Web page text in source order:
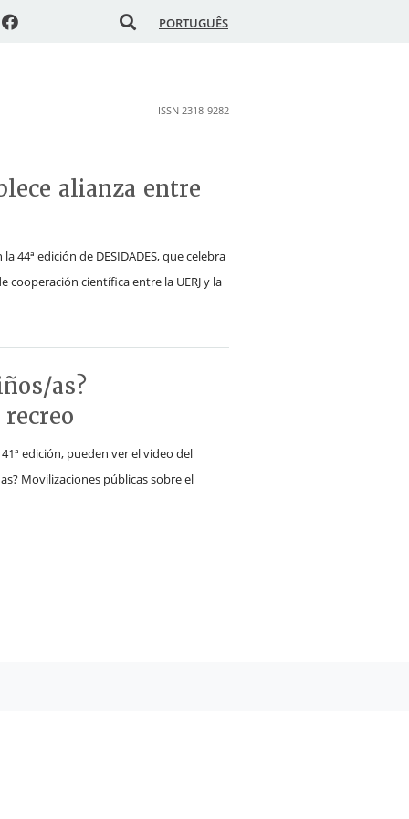
PORTUGUÊS
ISSN 2318-9282
alianza entre
44ª edición de DESIDADES, que celebra
cooperación científica entre la UERJ y la
as?
edición, pueden ver el video del
Movilizaciones públicas sobre el